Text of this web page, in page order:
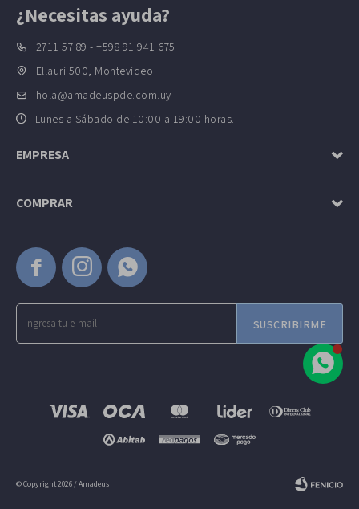
  
SUSCRIBIRME
¿Necesitas ayuda?
2711 57 89 - +598 91 941 675
Ellauri 500, Montevideo
hola@amadeuspde.com.uy
Lunes a Sábado de 10:00 a 19:00 horas.
EMPRESA
COMPRAR
© Copyright 2026 / Amadeus